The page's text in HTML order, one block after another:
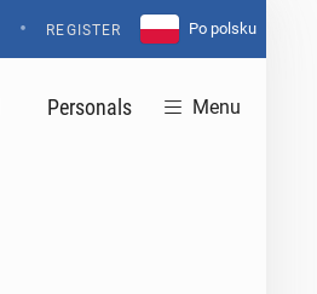
• REGISTER Po polsku
Personals Menu